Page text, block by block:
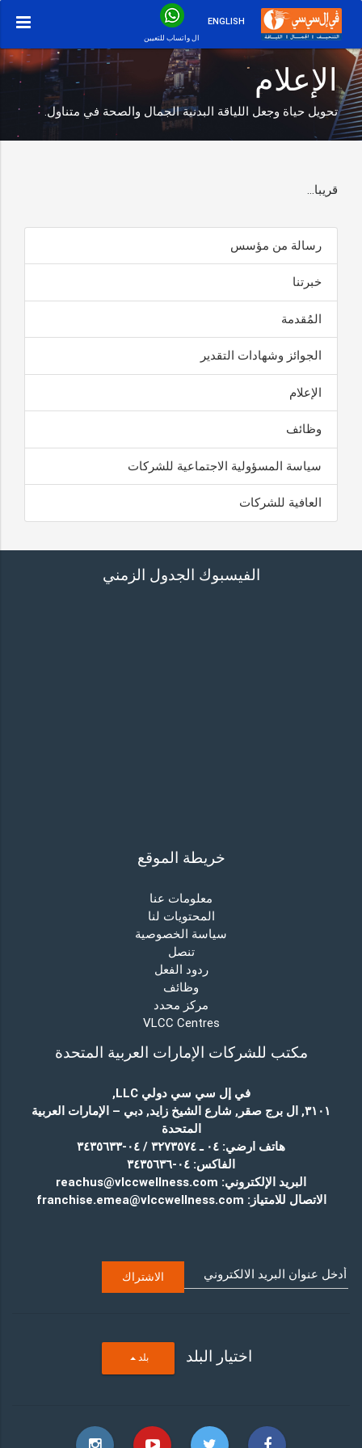
ال واتساب للتعيين
ENGLISH
الإعلام
تحويل حياة وجعل اللياقة البدنية الجمال والصحة في متناول.
قريبا…
رسالة من مؤسس
خبرتنا
المُقدمة
الجوائز وشهادات التقدير
الإعلام
وظائف
سياسة المسؤولية الاجتماعية للشركات
العافية للشركات
الفيسبوك الجدول الزمني
خريطة الموقع
معلومات عنا
المحتويات لنا
سياسة الخصوصية
تنصل
ردود الفعل
وظائف
مركز محدد
VLCC Centres
مكتب للشركات الإمارات العربية المتحدة
في إل سي سي دولي LLC
,
٣١٠١, ال برج صقر, شارع الشيخ زايد, دبي – الإمارات العربية
المتحدة
هاتف ارضي:
الفاكس:
البريد الإلكتروني:
الاتصال للامتياز:
اختيار البلد بلد T
R